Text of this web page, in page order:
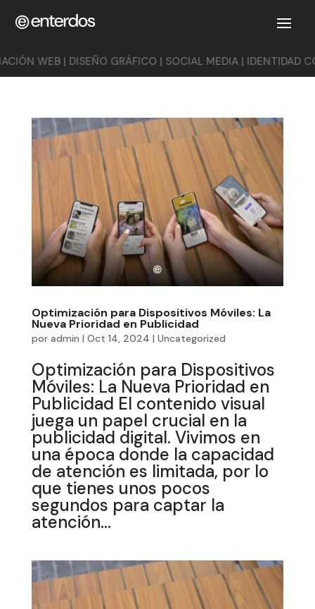
GRÁFICO | SOCIAL MEDIA | IDENTIDAD
Optimización para Dispositivos Móviles: La
Nueva Prioridad en Publicidad
por admin | Oct 14, 2024 | Uncategorized
Optimización para Dispositivos
Móviles: La Nueva Prioridad en
Publicidad El contenido visual
juega un papel crucial en la
publicidad digital. Vivimos en
una época donde la capacidad
de atención es limitada, por lo
que tienes unos pocos
segundos para captar la
atención...